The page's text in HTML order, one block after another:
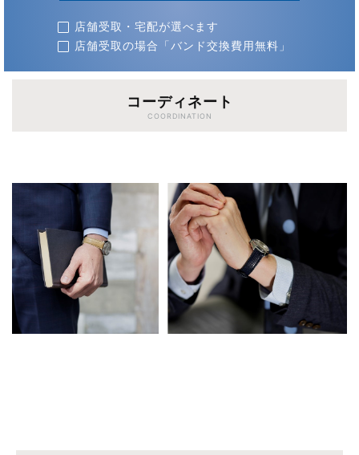
店舗受取・宅配が選べます
店舗受取の場合「バンド交換費用無料」
コーディネート
COORDINATION